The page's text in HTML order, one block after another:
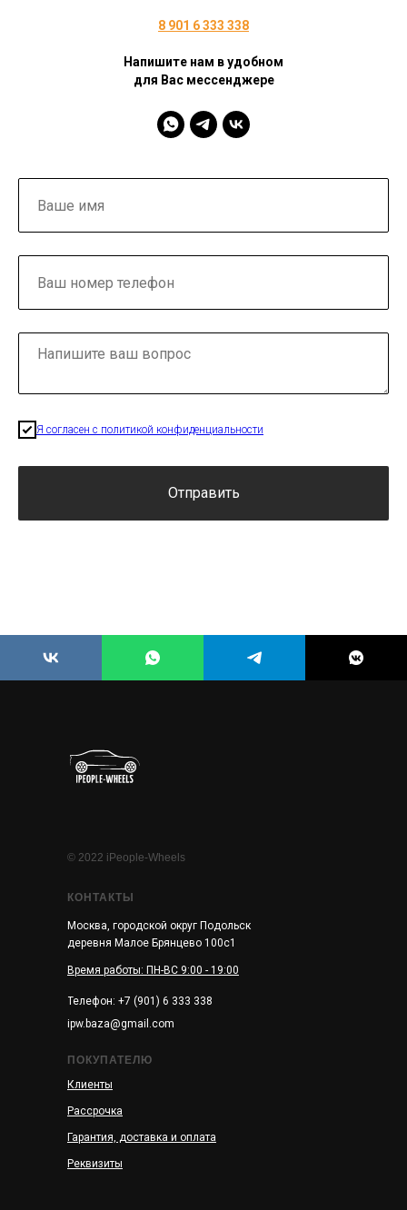
8 901 6 333 338
Напишите нам в удобном
для Вас мессенджере
Я согласен с политикой конфиденциальности
Отправить
КОНТАКТЫ
Москва, городской округ Подольск
деревня Малое Брянцево 100с1
ipw.baza@gmail.com
Гарантия, доставка и оплата
Рассрочка
Клиенты
Реквизиты
ПОКУПАТЕЛЮ
© 2022 iPeople-Wheels
Телефон: +7 (901) 6 333 338
Время работы: ПН-ВС 9:00 - 19:00